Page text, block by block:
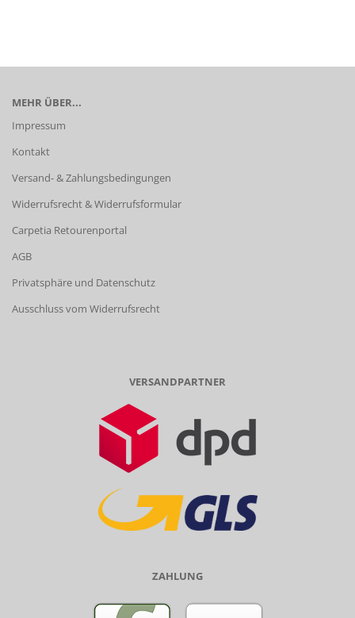
MEHR ÜBER...
Impressum
Kontakt
Versand- & Zahlungsbedingungen
Widerrufsrecht & Widerrufsformular
Carpetia Retourenportal
AGB
Privatsphäre und Datenschutz
Ausschluss vom Widerrufsrecht
VERSANDPARTNER
ZAHLUNG